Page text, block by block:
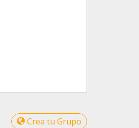
Crea tu Grupo